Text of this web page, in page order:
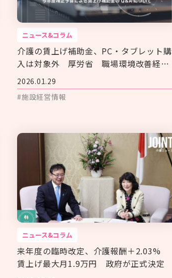
ニュース&コラム
介護の賃上げ補助金、PC・タブレット購
入は対象外 厚労省 職場環境改善経費
の使途で解釈
2026.01.29
#施設経営情報
ニュース&コラム
来年度の臨時改定、介護報酬＋2.03%
賃上げ最大月1.9万円 政府が正式決定